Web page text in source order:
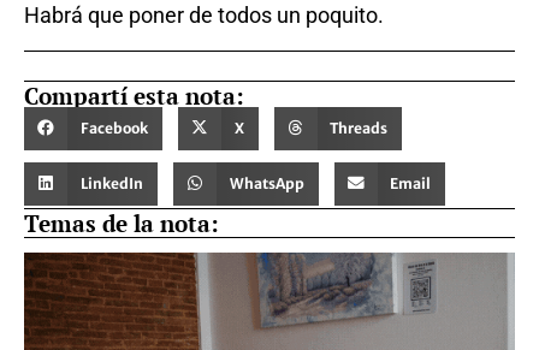
Habrá que poner de todos un poquito.
Compartí esta nota:
Facebook X Threads
LinkedIn WhatsApp Email
Temas de la nota: